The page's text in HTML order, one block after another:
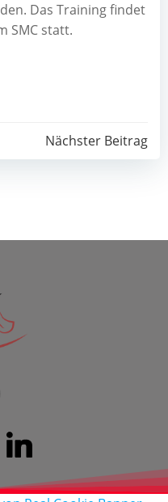
Das Trai­ning fin­det
SMC statt.
Nächster Beitrag